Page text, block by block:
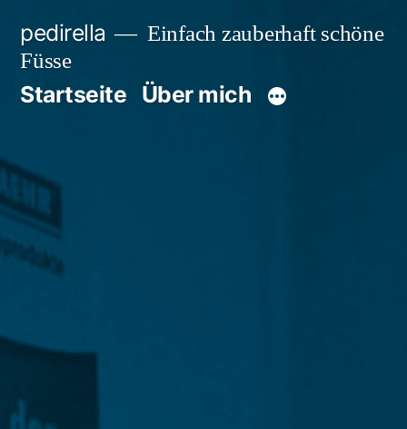
Inhalt
springen
pedirella
Einfach zauberhaft schöne
Füsse
Startseite Über mich